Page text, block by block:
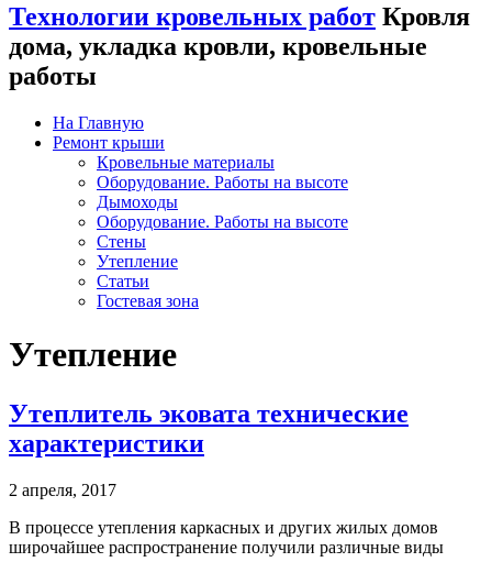
Технологии кровельных работ Кровля
дома, укладка кровли, кровельные
работы
На Главную
Ремонт крыши
Кровельные материалы
Оборудование. Работы на высоте
Дымоходы
Оборудование. Работы на высоте
Стены
Утепление
Статьи
Гостевая зона
Утепление
Утеплитель эковата технические
характеристики
2 апреля, 2017
В процессе утепления каркасных и других жилых домов
широчайшее распространение получили различные виды